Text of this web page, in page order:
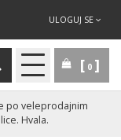
ULOGUJ SE
0
po veleprodajnim
Hvala.